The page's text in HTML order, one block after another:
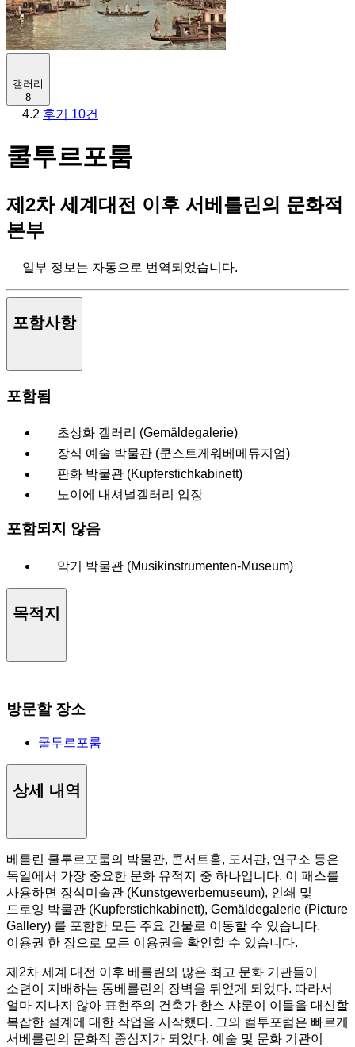
갤러리
8
4.2 후기 10건
쿨투르포룸
제2차 세계대전 이후 서베를린의 문화적
본부
일부 정보는 자동으로 번역되었습니다.
포함사항
포함됨
초상화 갤러리 (Gemäldegalerie)
장식 예술 박물관 (쿤스트게워베메뮤지엄)
판화 박물관 (Kupferstichkabinett)
노이에 내셔널갤러리 입장
포함되지 않음
악기 박물관 (Musikinstrumenten-Museum)
목적지
방문할 장소
쿨투르포룸
상세 내역
베를린 쿨투르포룸의 박물관, 콘서트홀, 도서관, 연구소 등은
독일에서 가장 중요한 문화 유적지 중 하나입니다. 이 패스를
사용하면 장식미술관 (Kunstgewerbemuseum), 인쇄 및
드로잉 박물관 (Kupferstichkabinett), Gemäldegalerie (Picture
Gallery) 를 포함한 모든 주요 건물로 이동할 수 있습니다.
이용권 한 장으로 모든 이용권을 확인할 수 있습니다.
제2차 세계 대전 이후 베를린의 많은 최고 문화 기관들이
소련이 지배하는 동베를린의 장벽을 뒤엎게 되었다. 따라서
얼마 지나지 않아 표현주의 건축가 한스 샤룬이 이들을 대신할
복잡한 설계에 대한 작업을 시작했다. 그의 컬투포럼은 빠르게
서베를린의 문화적 중심지가 되었다. 예술 및 문화 기관이